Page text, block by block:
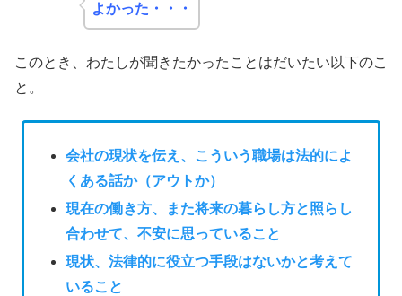
よかった・・・
このとき、わたしが聞きたかったことはだいたい以下のこ
と。
会社の現状を伝え、こういう職場は法的によ
くある話か（アウトか）
現在の働き方、また将来の暮らし方と照らし
合わせて、不安に思っていること
現状、法律的に役立つ手段はないかと考えて
いること